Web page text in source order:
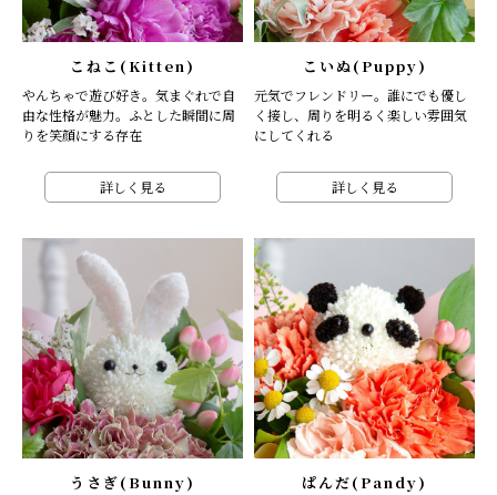
こねこ(Kitten)
やんちゃで遊び好き。気まぐれで自
由な性格が魅力。ふとした瞬間に周
りを笑顔にする存在
詳しく見る
こいぬ(Puppy)
元気でフレンドリー。誰にでも優し
く接し、周りを明るく楽しい雰囲気
にしてくれる
詳しく見る
うさぎ(Bunny) ぱんだ(Pandy)